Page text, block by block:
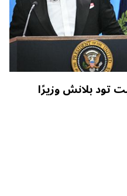
تود بلانش وزيرًا